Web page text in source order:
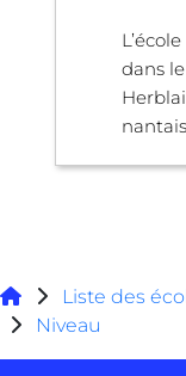
dans
Liste des
Niveau